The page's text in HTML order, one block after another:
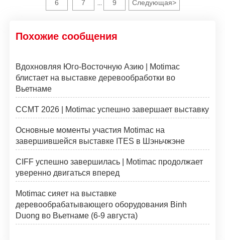
6
7 9 Следующая>
Похожие сообщения
Вдохновляя Юго-Восточную Азию | Motimac
блистает на выставке деревообработки во
Вьетнаме
CCMT 2026 | Motimac успешно завершает выставку
Основные моменты участия Motimac на
завершившейся выставке ITES в Шэньчжэне
CIFF успешно завершилась | Motimac продолжает
уверенно двигаться вперед
Motimac сияет на выставке
деревообрабатывающего оборудования Binh
Duong во Вьетнаме (6-9 августа)